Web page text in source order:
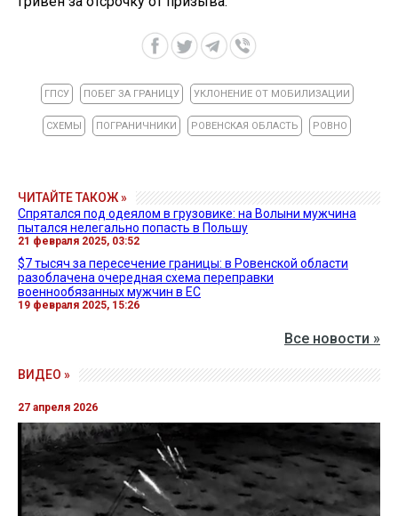
ГПСУ ПОБЕГ ЗА ГРАНИЦУ УКЛОНЕНИЕ ОТ МОБИЛИЗАЦИИ
СХЕМЫ ПОГРАНИЧНИКИ РОВЕНСКАЯ ОБЛАСТЬ РОВНО
ЧИТАЙТЕ ТАКОЖ »
Спрятался под одеялом в грузовике: на Волыни мужчина
пытался нелегально попасть в Польшу
21 февраля 2025, 03:52
$7 тысяч за пересечение границы: в Ровенской области
разоблачена очередная схема переправки
военнообязанных мужчин в ЕС
19 февраля 2025, 15:26
Все новости »
ВИДЕО »
27 апреля 2026